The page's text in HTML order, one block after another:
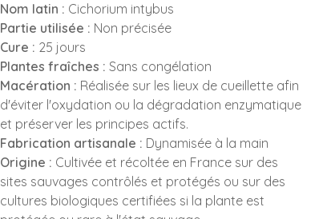
Nom latin : Cichorium intybus
Partie utilisée : Non précisée
Cure : 25 jours
Plantes fraîches : Sans congélation
Macération : Réalisée sur les lieux de cueillette afin
d'éviter l'oxydation ou la dégradation enzymatique
et préserver les principes actifs.
Fabrication artisanale : Dynamisée à la main
Origine : Cultivée et récoltée en France sur des
sites sauvages contrôlés et protégés ou sur des
cultures biologiques certifiées si la plante est